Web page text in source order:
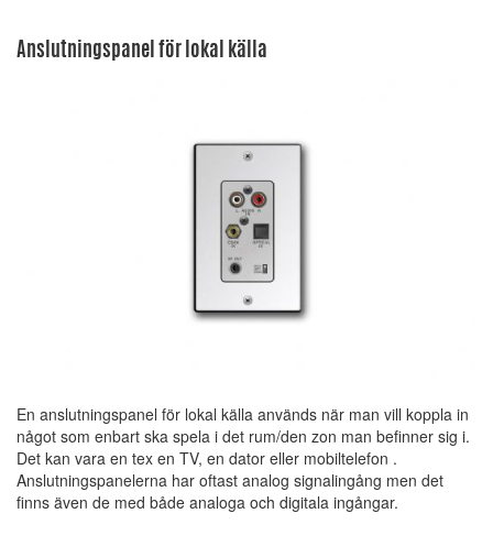
Anslutningspanel för lokal källa
En anslutningspanel för lokal källa används när man vill koppla in
något som enbart ska spela i det rum/den zon man befinner sig i.
Det kan vara en tex en TV, en dator eller mobiltelefon .
Anslutningspanelerna har oftast analog signalingång men det
finns även de med både analoga och digitala ingångar.